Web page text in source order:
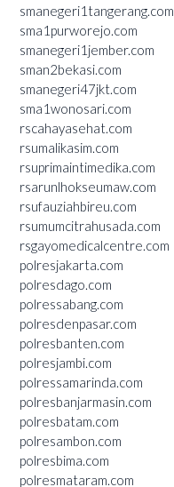
smanegeri1tangerang.com
sma1purworejo.com
smanegeri1jember.com
sman2bekasi.com
smanegeri47jkt.com
sma1wonosari.com
rscahayasehat.com
rsumalikasim.com
rsuprimaintimedika.com
rsarunlhokseumaw.com
rsufauziahbireu.com
rsumumcitrahusada.com
rsgayomedicalcentre.com
polresjakarta.com
polresdago.com
polressabang.com
polresdenpasar.com
polresbanten.com
polresjambi.com
polressamarinda.com
polresbanjarmasin.com
polresbatam.com
polresambon.com
polresbima.com
polresmataram.com